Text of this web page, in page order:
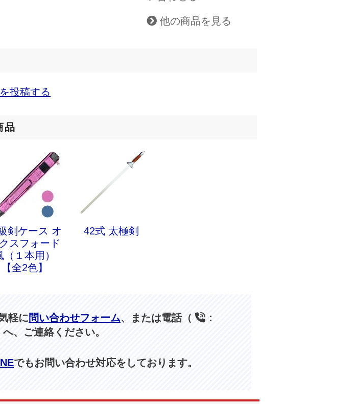
他の商品を見る
投稿する
品
剣ケース オ
スフォード
（１本用）
【全2色】
42式 太極剣
軽に問い合わせフォーム、または電話（
：
、ご連絡ください。
でもお問い合わせ対応をしております。